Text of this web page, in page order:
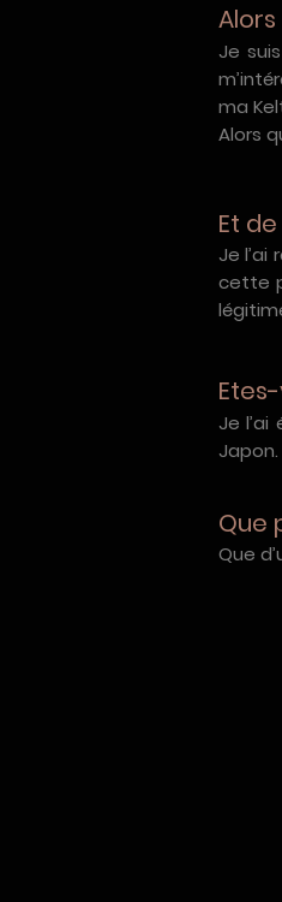
Je
ma
Alors
Et
Je l’ai
cette
Je
Que
Que